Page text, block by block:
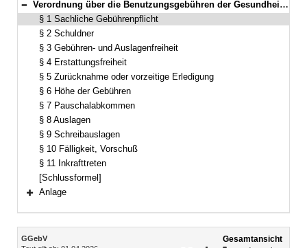
Bereich reduzieren
Verordnung über die Benutzungsgebühren der Gesundheitsverwaltung (Gesundheitsgebührenverordnung – GGebV) Vom 1. Juni 1991 (GVBl. S. 189) BayRS 2120-8-U/G (§§ 1–11)
§ 1 Sachliche Gebührenpflicht
§ 2 Schuldner
§ 3 Gebühren- und Auslagenfreiheit
§ 4 Erstattungsfreiheit
§ 5 Zurücknahme oder vorzeitige Erledigung
§ 6 Höhe der Gebühren
§ 7 Pauschalabkommen
§ 8 Auslagen
§ 9 Schreibauslagen
§ 10 Fälligkeit, Vorschuß
§ 11 Inkrafttreten
[Schlussformel]
Anlage
Inhalt
GGebV
Gesamtansicht